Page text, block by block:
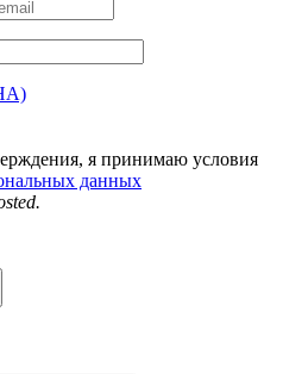
я принимаю условия
данных